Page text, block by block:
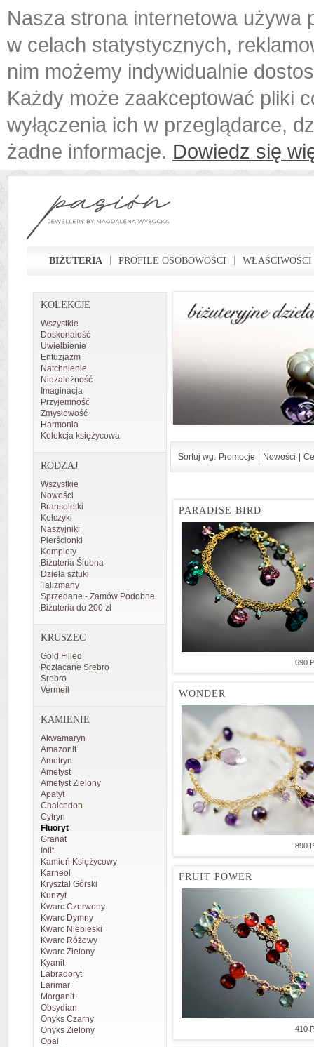
Nasza strona internetowa używa
w celach statystycznych,
nim możemy indywidualnie
Każdy może zaakceptować pliki
wyłączenia ich w przeglądarce,
żadne informacje. Dowiedz się
BIŻUTERIA PROFILE OSOBOWOŚCI
KOLEKCJE
Wszystkie
Doskonałość
Uwielbienie
Entuzjazm
Natchnienie
Niezależność
Imaginacja
Przyjemność
Zmysłowość
Harmonia
Kolekcja księżycowa
RODZAJ
Wszystkie
Nowości
Bransoletki
Kolczyki
Naszyjniki
Pierścionki
Komplety
Biżuteria Ślubna
Dzieła sztuki
Talizmany
Sprzedane - Zamów Podobne
Biżuteria do 200 zł
KRUSZEC
Gold Filled
Pozłacane Srebro
Srebro
Vermeil
KAMIENIE
Akwamaryn
Amazonit
Ametryn
Ametyst
Ametyst Zielony
Apatyt
Chalcedon
Cytryn
Fluoryt
Granat
Iolit
Kamień Księżycowy
Karneol
Kryształ Górski
Kunzyt
Kwarc Czerwony
Kwarc Dymny
Kwarc Niebieski
Kwarc Różowy
Kwarc Zielony
Kyanit
Labradoryt
Larimar
Morganit
Obsydian
Onyks Czarny
Onyks Zielony
Opal
Sortuj wg: Promocje Nowości
PARADISE BIRD
690
WONDER
890
FRUIT POWER
410